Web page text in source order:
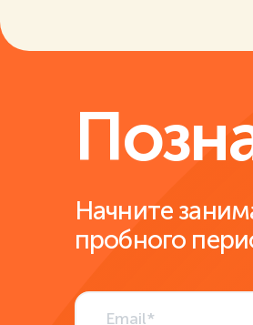
Начните
пробного